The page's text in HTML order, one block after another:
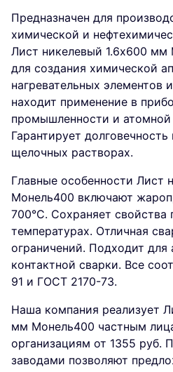
Предназначен для
химической и
Лист никелевый 1.6x600 мм
для создания химической
нагревательных элементов
находит применение в
промышленности и атомной
Гарантирует
щелочных растворах.
Главные особенности Лист
Монель400 включают
700°C. Сохраняет свойства
температурах. Отличная
ограничений. Подходит для
контактной сварки. Все
91 и ГОСТ 2170-73.
Наша компания реализует
мм Монель400 частным
организациям от 1355 руб.
заводами позволяют